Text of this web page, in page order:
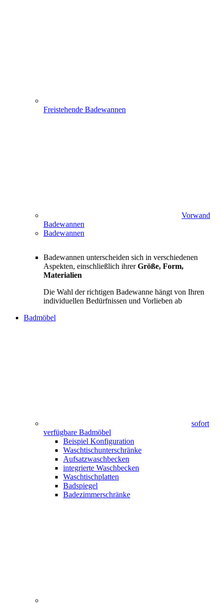
Freistehende Badewannen
Vorwand
Badewannen
Badewannen
Badewannen unterscheiden sich in verschiedenen
Aspekten, einschließlich ihrerGröße, Form,
Materialien
Die Wahl der richtigen Badewanne hängt von Ihren
individuellen Bedürfnissen und Vorlieben ab
Badmöbel
sofort
verfügbare Badmöbel
Beispiel Konfiguration
Waschtischunterschränke
Aufsatzwaschbecken
integrierte Waschbecken
Waschtischplatten
Badspiegel
Badezimmerschränke